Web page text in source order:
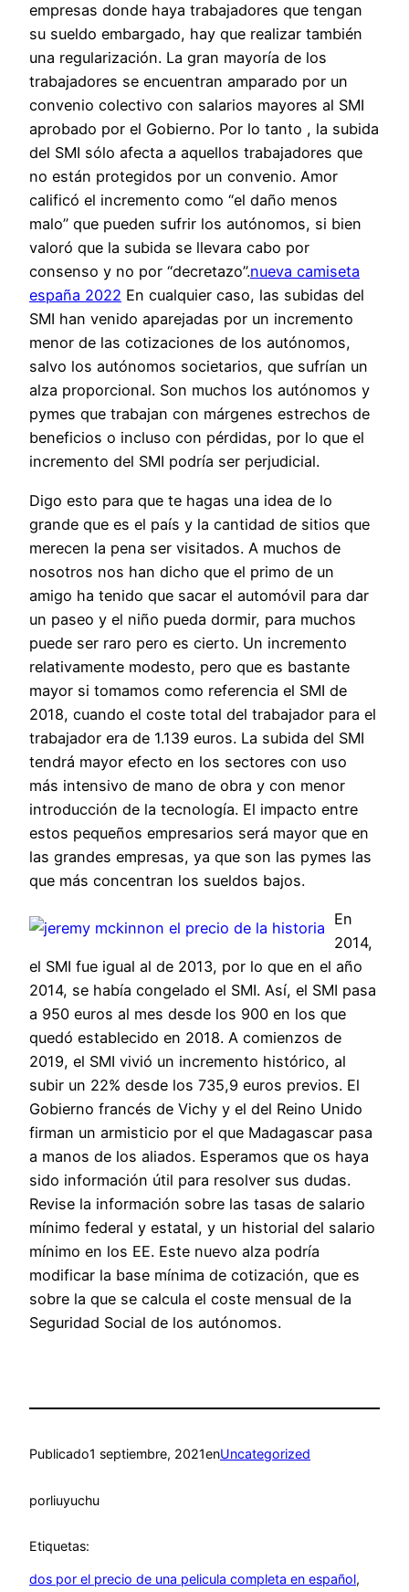
empresas donde haya trabajadores que tengan
su sueldo embargado, hay que realizar también
una regularización. La gran mayoría de los
trabajadores se encuentran amparado por un
convenio colectivo con salarios mayores al SMI
aprobado por el Gobierno. Por lo tanto , la subida
del SMI sólo afecta a aquellos trabajadores que
no están protegidos por un convenio. Amor
calificó el incremento como “el daño menos
malo” que pueden sufrir los autónomos, si bien
valoró que la subida se llevara cabo por
consenso y no por “decretazo”.nueva camiseta
españa 2022 En cualquier caso, las subidas del
SMI han venido aparejadas por un incremento
menor de las cotizaciones de los autónomos,
salvo los autónomos societarios, que sufrían un
alza proporcional. Son muchos los autónomos y
pymes que trabajan con márgenes estrechos de
beneficios o incluso con pérdidas, por lo que el
incremento del SMI podría ser perjudicial.
Digo esto para que te hagas una idea de lo
grande que es el país y la cantidad de sitios que
merecen la pena ser visitados. A muchos de
nosotros nos han dicho que el primo de un
amigo ha tenido que sacar el automóvil para dar
un paseo y el niño pueda dormir, para muchos
puede ser raro pero es cierto. Un incremento
relativamente modesto, pero que es bastante
mayor si tomamos como referencia el SMI de
2018, cuando el coste total del trabajador para el
trabajador era de 1.139 euros. La subida del SMI
tendrá mayor efecto en los sectores con uso
más intensivo de mano de obra y con menor
introducción de la tecnología. El impacto entre
estos pequeños empresarios será mayor que en
las grandes empresas, ya que son las pymes las
que más concentran los sueldos bajos.
En
2014,
el SMI fue igual al de 2013, por lo que en el año
2014, se había congelado el SMI. Así, el SMI pasa
a 950 euros al mes desde los 900 en los que
quedó establecido en 2018. A comienzos de
2019, el SMI vivió un incremento histórico, al
subir un 22% desde los 735,9 euros previos. El
Gobierno francés de Vichy y el del Reino Unido
firman un armisticio por el que Madagascar pasa
a manos de los aliados. Esperamos que os haya
sido información útil para resolver sus dudas.
Revise la información sobre las tasas de salario
mínimo federal y estatal, y un historial del salario
mínimo en los EE. Este nuevo alza podría
modificar la base mínima de cotización, que es
sobre la que se calcula el coste mensual de la
Seguridad Social de los autónomos.
Publicado1 septiembre, 2021enUncategorized
porliuyuchu
Etiquetas:
dos por el precio de una pelicula completa en español